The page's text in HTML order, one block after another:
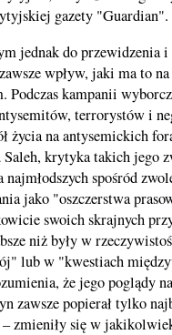
gazety "Guardian".
jednak do
wpływ, jaki ma to
Podczas kampanii
terrorystów i
życia na antysemickich
Saleh, krytyka takich jego
najmłodszych spośród
jako "oszczerstwa
swoich skrajnych
niż były w
lub w "kwestiach
że jego poglądy
zawsze popierał tylko
zmieniły się w